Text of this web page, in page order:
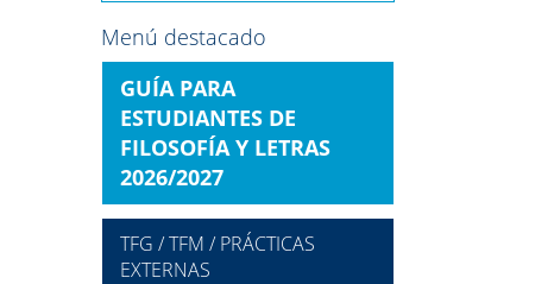
Menú destacado
GUÍA PARA
ESTUDIANTES DE
FILOSOFÍA Y LETRAS
2026/2027
TFG / TFM / PRÁCTICAS
EXTERNAS